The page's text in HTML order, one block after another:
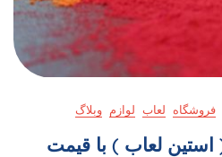
فروشگاه لعاب لوازم وبلاگ
استین لعاب ) با قیمت